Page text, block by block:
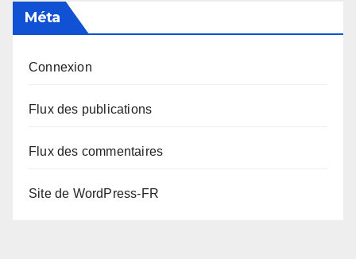
Méta
Connexion
Flux des publications
Flux des commentaires
Site de WordPress-FR